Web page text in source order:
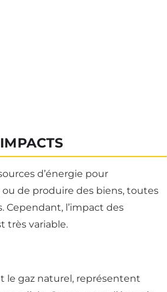
d’énergie pour
ou de produire des biens, toutes
Cependant, l’impact des
très variable.
le gaz naturel, représentent